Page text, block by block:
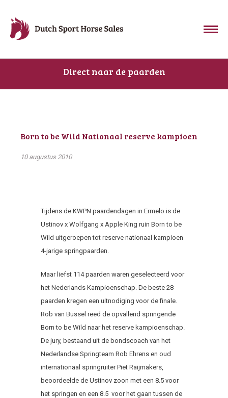
Direct naar de paarden
Born to be Wild Nationaal reserve kampioen
10 augustus 2010
Tijdens de KWPN paardendagen in Ermelo is de
Ustinov x Wolfgang x Apple King ruin Born to be
Wild uitgeroepen tot reserve nationaal kampioen
4-jarige springpaarden.
Maar liefst 114 paarden waren geselecteerd voor
het Nederlands Kampioenschap. De beste 28
paarden kregen een uitnodiging voor de finale.
Rob van Bussel reed de opvallend springende
Born to be Wild naar het reserve kampioenschap.
De jury, bestaand uit de bondscoach van het
Nederlandse Springteam Rob Ehrens en oud
internationaal springruiter Piet Raijmakers,
beoordeelde de Ustinov zoon met een 8.5 voor
het springen en een 8.5 voor het gaan tussen de